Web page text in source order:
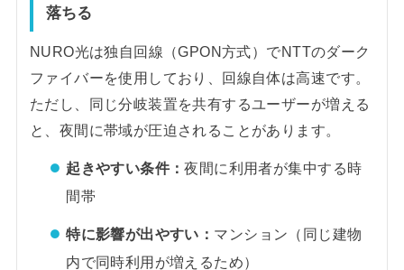
落ちる
NURO光は独自回線（GPON方式）でNTTのダーク
ファイバーを使用しており、回線自体は高速です。
ただし、同じ分岐装置を共有するユーザーが増える
と、夜間に帯域が圧迫されることがあります。
起きやすい条件：夜間に利用者が集中する時
間帯
特に影響が出やすい： マンション（同じ建物
内で同時利用が増えるため）